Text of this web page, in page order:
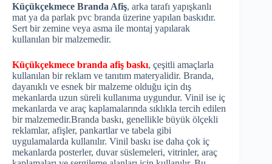
Küçükçekmece Branda Afiş, arka tarafı yapışkanlı
mat ya da parlak pvc branda üzerine yapılan baskıdır.
Sert bir zemine veya asma ile montaj yapılarak
kullanılan bir malzemedir.
Küçükçekmece branda afiş baskı, çeşitli amaçlarla
kullanılan bir reklam ve tanıtım materyalidir. Branda,
dayanıklı ve esnek bir malzeme olduğu için dış
mekanlarda uzun süreli kullanıma uygundur. Vinil ise iç
mekanlarda ve araç kaplamalarında sıklıkla tercih edilen
bir malzemedir.Branda baskı, genellikle büyük ölçekli
reklamlar, afişler, pankartlar ve tabela gibi
uygulamalarda kullanılır. Vinil baskı ise daha çok iç
mekanlarda posterler, duvar süslemeleri, vitrinler, araç